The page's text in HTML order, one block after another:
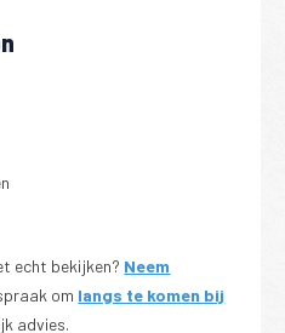
echt bekijken? Neem
om langs te komen bij
advies.